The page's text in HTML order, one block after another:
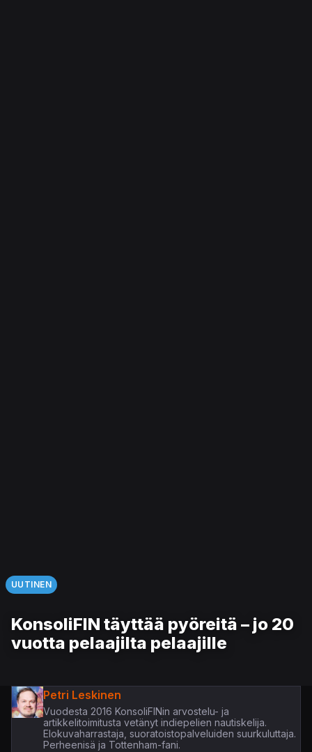
UUTINEN
KonsoliFIN täyttää pyöreitä – jo 20
vuotta pelaajilta pelaajille
Petri Leskinen
Vuodesta 2016 KonsoliFINin arvostelu- ja
artikkelitoimitusta vetänyt indiepelien nautiskelija.
Elokuvaharrastaja, suoratoistopalveluiden suurkuluttaja.
Perheenisä ja Tottenham-fani.